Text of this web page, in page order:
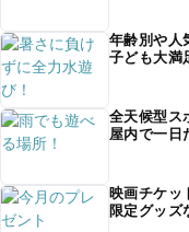
年齢別や人
子ども大満
全天候型ス
屋内で一日
映画チケッ
限定グッズ